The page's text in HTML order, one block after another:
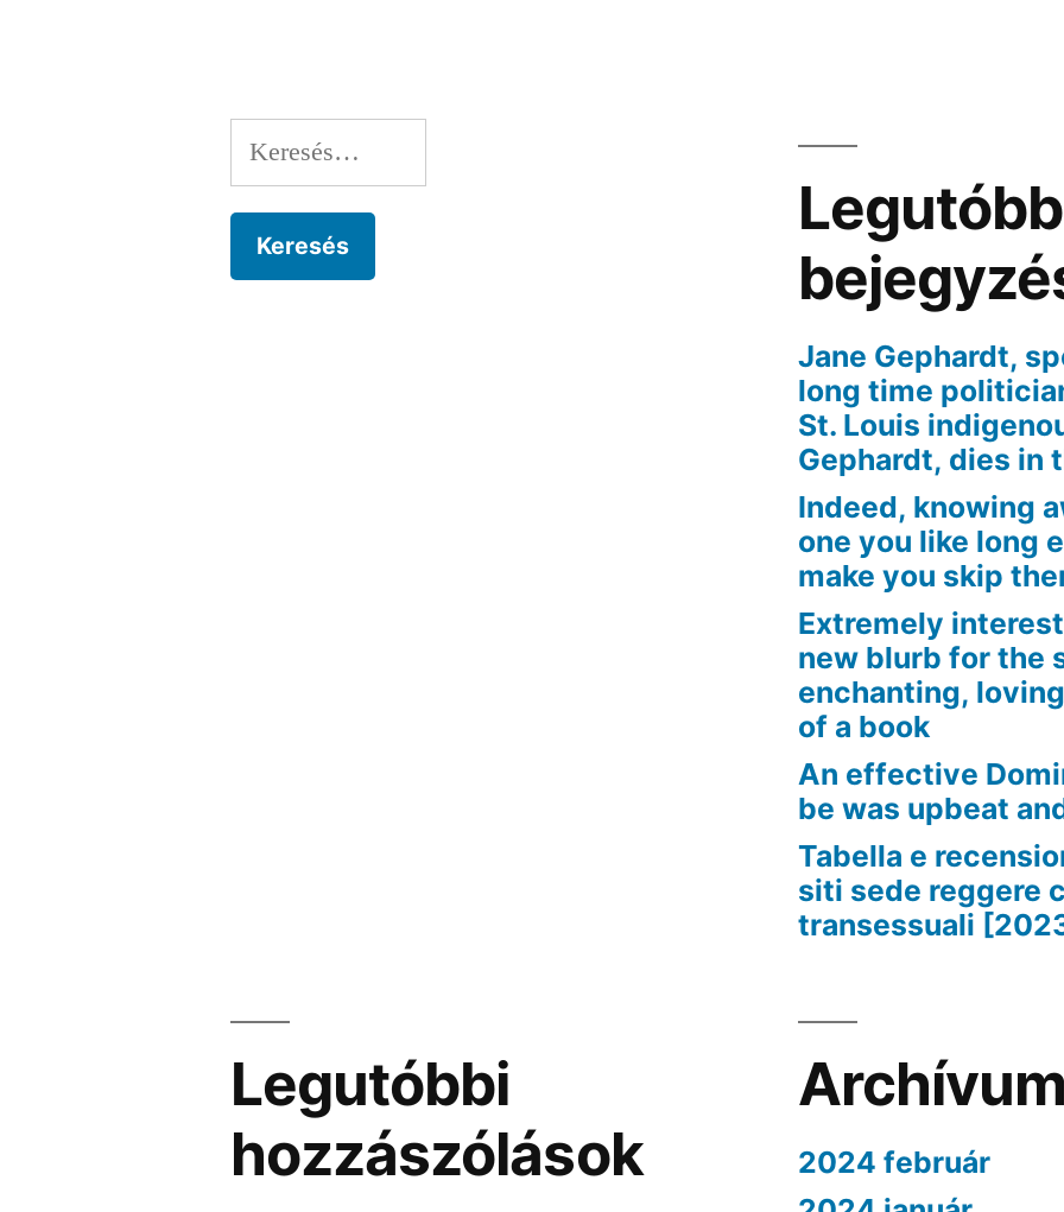
so
able
to
a
Keresés:
Jane Gephardt,
long time
St. Louis
Gephardt, dies in
Indeed, knowing
one you like long
make you skip
Extremely
new blurb for the
enchanting,
of a book
An effective
be was upbeat
Tabella e
siti sede reggere
transessuali
Legutóbbi
hozzászólások
Archívum
2024 február